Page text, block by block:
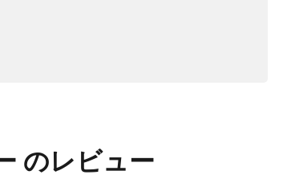
のレビュー